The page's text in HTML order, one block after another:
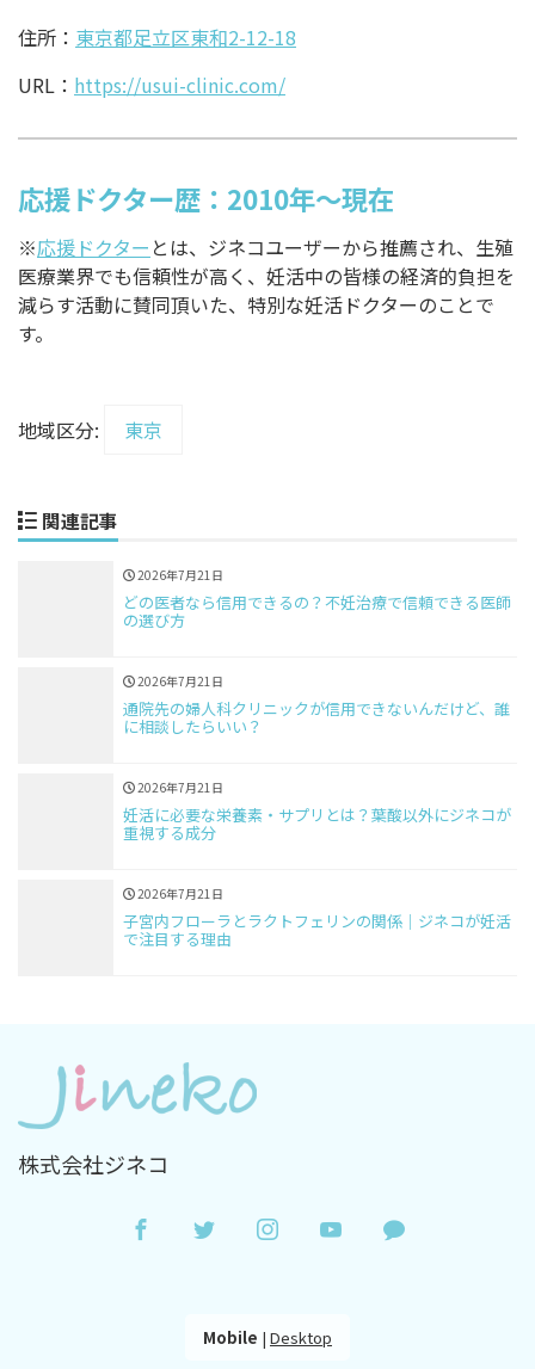
住所： 東京都足立区東和2-12-18
URL： https://usui-clinic.com/
応援ドクター歴：2010年～現在
※応援ドクター とは、ジネコユーザーから推薦され、生殖
医療業界でも信頼性が高く、妊活中の皆様の経済的負担を
減らす活動に賛同頂いた、特別な妊活ドクターのことで
す。
地域区分: 東京
関連記事
2026年7月21日
どの医者なら信用できるの？不妊治療で信頼できる医師
の選び方
2026年7月21日
通院先の婦人科クリニックが信用できないんだけど、誰
に相談したらいい？
2026年7月21日
妊活に必要な栄養素・サプリとは？葉酸以外にジネコが
重視する成分
2026年7月21日
子宮内フローラとラクトフェリンの関係｜ジネコが妊活
で注目する理由
株式会社ジネコ
Mobile | Desktop